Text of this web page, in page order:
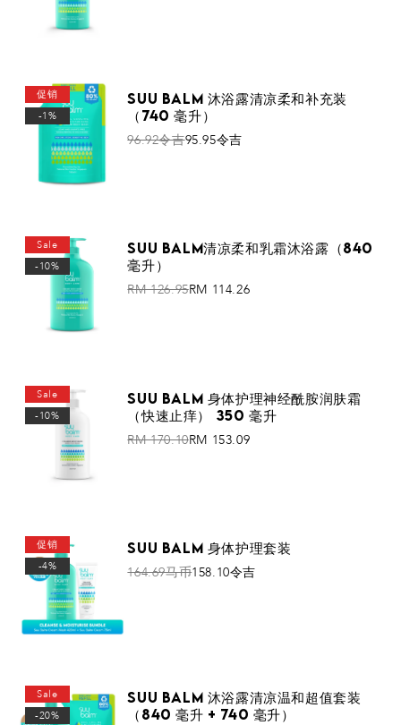
促销
-1%
Suu Balm 沐浴露清凉柔和补充装
（740 毫升）
96.92令吉95.95令吉
Sale
-10%
Suu Balm清凉柔和乳霜沐浴露（840
毫升）
RM 126.95RM 114.26
Sale
-10%
Suu Balm 身体护理神经酰胺润肤霜
（快速止痒） 350 毫升
RM 170.10RM 153.09
促销
-4%
Suu Balm 身体护理套装
164.69马币158.10令吉
Sale
-20%
Suu Balm 沐浴露清凉温和超值套装
（840 毫升 + 740 毫升）